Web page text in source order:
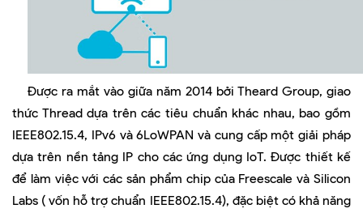
Được ra mắt vào giữa năm 2014 bởi Theard Group, giao
thức Thread dựa trên các tiêu chuẩn khác nhau, bao gồm
IEEE802.15.4, IPv6 và 6LoWPAN và cung cấp một giải pháp
dựa trên nền tảng IP cho các ứng dụng IoT. Được thiết kế
để làm việc với các sản phẩm chip của Freescale và Silicon
Labs ( vốn hỗ trợ chuẩn IEEE802.15.4), đặc biệt có khả năng